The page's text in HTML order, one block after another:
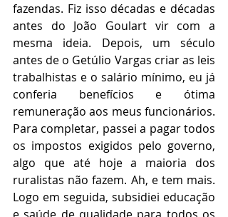
fazendas. Fiz isso décadas e décadas
antes do João Goulart vir com a
mesma ideia. Depois, um século
antes de o Getúlio Vargas criar as leis
trabalhistas e o salário mínimo, eu já
conferia benefícios e ótima
remuneração aos meus funcionários.
Para completar, passei a pagar todos
os impostos exigidos pelo governo,
algo que até hoje a maioria dos
ruralistas não fazem. Ah, e tem mais.
Logo em seguida, subsidiei educação